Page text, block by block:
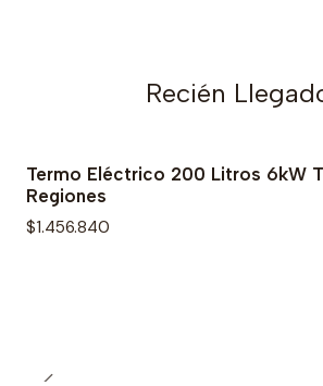
Recién
Termo Eléctrico 200 Litros 6kW
Regiones
$1.456.840